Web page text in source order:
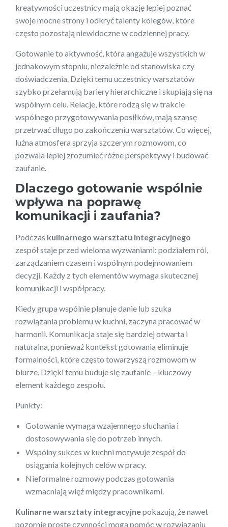
kreatywności uczestnicy mają okazję lepiej poznać
swoje mocne strony i odkryć talenty kolegów, które
często pozostają niewidoczne w codziennej pracy.
Gotowanie to aktywność, która angażuje wszystkich w
jednakowym stopniu, niezależnie od stanowiska czy
doświadczenia. Dzięki temu uczestnicy warsztatów
szybko przełamują bariery hierarchiczne i skupiają się na
wspólnym celu. Relacje, które rodzą się w trakcie
wspólnego przygotowywania posiłków, mają szansę
przetrwać długo po zakończeniu warsztatów. Co więcej,
luźna atmosfera sprzyja szczerym rozmowom, co
pozwala lepiej zrozumieć różne perspektywy i budować
zaufanie.
Dlaczego gotowanie wspólnie
wpływa na poprawę
komunikacji i zaufania?
Podczas kulinarnego warsztatu integracyjnego
zespół staje przed wieloma wyzwaniami: podziałem ról,
zarządzaniem czasem i wspólnym podejmowaniem
decyzji. Każdy z tych elementów wymaga skutecznej
komunikacji i współpracy.
Kiedy grupa wspólnie planuje danie lub szuka
rozwiązania problemu w kuchni, zaczyna pracować w
harmonii. Komunikacja staje się bardziej otwarta i
naturalna, ponieważ kontekst gotowania eliminuje
formalności, które często towarzyszą rozmowom w
biurze. Dzięki temu buduje się zaufanie – kluczowy
element każdego zespołu.
Punkty:
Gotowanie wymaga wzajemnego słuchania i
dostosowywania się do potrzeb innych.
Wspólny sukces w kuchni motywuje zespół do
osiągania kolejnych celów w pracy.
Nieformalne rozmowy podczas gotowania
wzmacniają więź między pracownikami.
Kulinarne warsztaty integracyjnepokazują, że nawet
pozornie proste czynności mogą pomóc w rozwiązaniu